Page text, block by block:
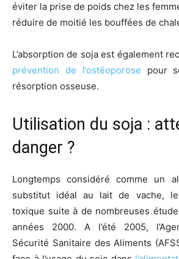
éviter la prise de poids chez les
réduire de moitié les bouffées de
L’absorption de soja est également
prévention de l’ostéoporose pour
résorption osseuse.
Utilisation du soja :
danger ?
Longtemps considéré comme un
substitut idéal au lait de vache, le
toxique suite à de nombreuses
années 2000. A l’été 2005,
Sécurité Sanitaire des Aliments